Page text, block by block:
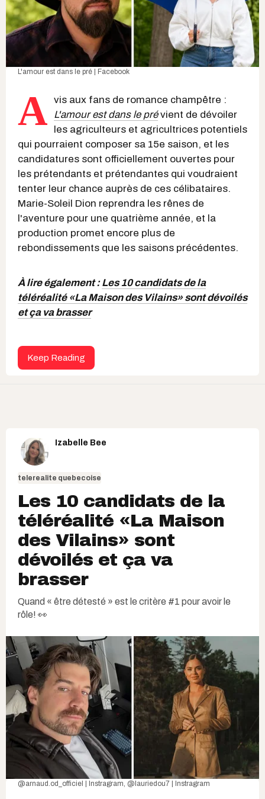
L'amour est dans le pré | Facebook
A vis aux fans de romance champêtre :
L'amour est dans le prévient de dévoiler
les agriculteurs et agricultrices potentiels
qui pourraient composer sa 15e saison, et les
candidatures sont officiellement ouvertes pour
les prétendants et prétendantes qui voudraient
tenter leur chance auprès de ces célibataires.
Marie-Soleil Dion reprendra les rênes de
l'aventure pour une quatrième année, et la
production promet encore plus de
rebondissements que les saisons précédentes.
À lire également :Les 10 candidats de la
téléréalité «La Maison des Vilains» sont dévoilés
et ça va brasser
Keep Reading
Izabelle Bee
telerealite quebecoise
Les 10 candidats de la
téléréalité «La Maison
des Vilains» sont
dévoilés et ça va
brasser
Quand « être détesté » est le critère #1 pour avoir le
rôle! 👀
@arnaud.od_officiel | Instragram, @lauriedou7 | Instragram